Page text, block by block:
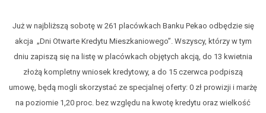
Już w najbliższą sobotę w 261 placówkach Banku Pekao odbędzie się
akcja „Dni Otwarte Kredytu Mieszkaniowego”. Wszyscy, którzy w tym
dniu zapiszą się na listę w placówkach objętych akcją, do 13 kwietnia
złożą kompletny wniosek kredytowy, a do 15 czerwca podpiszą
umowę, będą mogli skorzystać ze specjalnej oferty: 0 zł prowizji i marżę
na poziomie 1,20 proc. bez względu na kwotę kredytu oraz wielkość